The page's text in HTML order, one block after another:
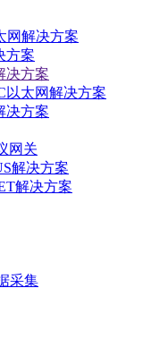
网解决方案
方案
决方案
以太网解决方案
决方案
网关
解决方案
解决方案
采集